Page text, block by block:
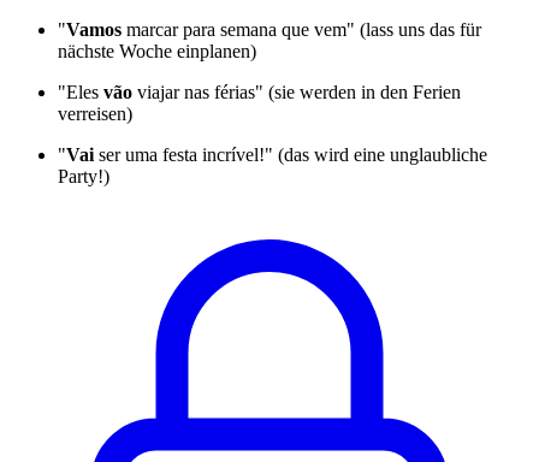
"Vamos marcar para semana que vem" (lass uns das für
nächste Woche einplanen)
"Eles vão viajar nas férias" (sie werden in den Ferien
verreisen)
"Vai ser uma festa incrível!" (das wird eine unglaubliche
Party!)